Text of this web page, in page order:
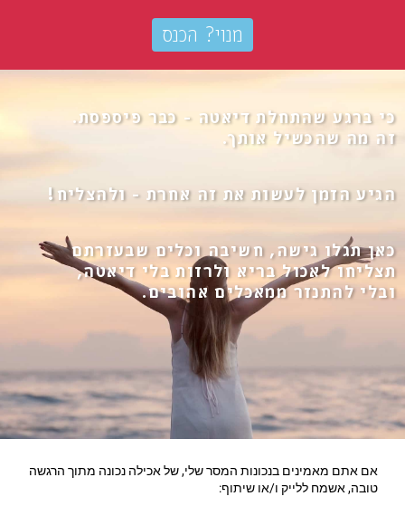
מנוי? הכנס
כי ברגע שהתחלת דיאטה - כבר פיספסת.
זה מה שהכשיל אותך.
הגיע הזמן לעשות את זה אחרת - ולהצליח!​
כאן תגלו גישה, חשיבה וכלים שבעזרתם
תצליחו לאכול בריא ולרזות בלי דיאטה,
ובלי להתנזר ממאכלים אהובים.
אם אתם מאמינים בנכונות המסר שלי, של אכילה נכונה מתוך הרגשה
טובה, אשמח ללייק ו/או שיתוף: